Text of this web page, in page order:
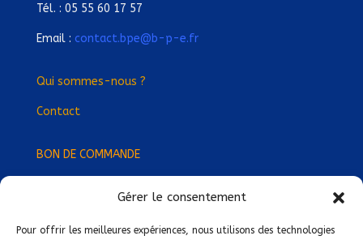
Gérer le consentement
Pour offrir les meilleures expériences, nous utilisons des technologies
Tél. : 05 55 60 17 57
Email : contact.bpe@b-p-e.fr
Qui sommes-nous ?
Contact
BON DE COMMANDE
Devenez Délégué·e Régional·e !
Trouvez-nous près de chez vous !